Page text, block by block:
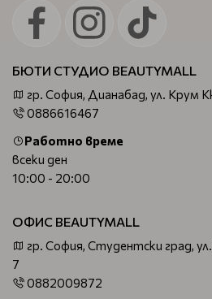
БЮТИ СТУДИО BEAUTYMALL
гр. София, Дианабад, ул. Крум
0886616467
Работно време
всеки ден
10:00 - 20:00
ОФИС BEAUTYMALL
гр. София, Студентски град,
7
0882009872